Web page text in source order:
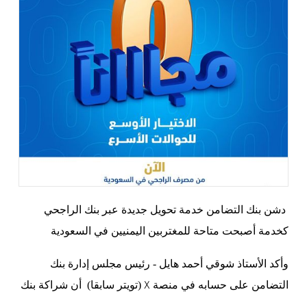
دشن بنك التضامن خدمة تحويل جديدة عبر بنك الراجحي
كخدمة أصبحت متاحة للمغتربين اليمنيين في السعودية
وأكد الأستاذ شوقي أحمد هايل - رئيس مجلس إدارة بنك
التضامن على حسابه في منصة X (تويتر سابقا) أن شراكة بنك